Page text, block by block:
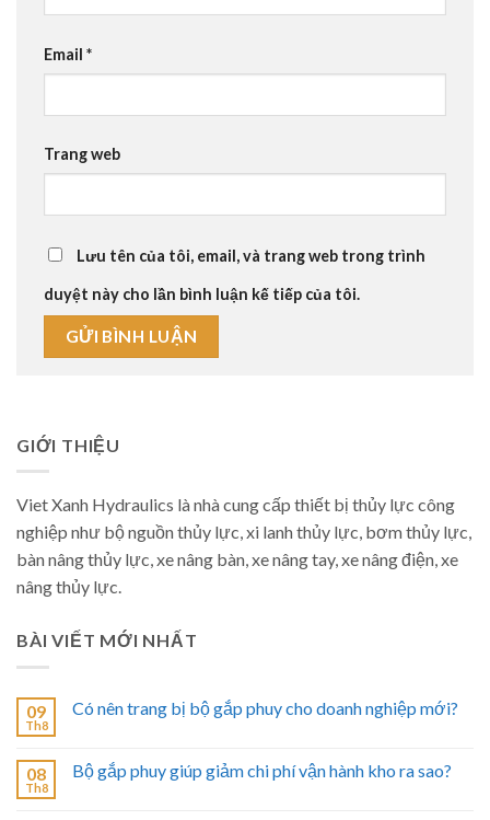
Email *
Trang web
Lưu tên của tôi, email, và trang web trong trình
duyệt này cho lần bình luận kế tiếp của tôi.
GIỚI THIỆU
Viet Xanh Hydraulics là nhà cung cấp thiết bị thủy lực công
nghiệp như bộ nguồn thủy lực, xi lanh thủy lực, bơm thủy lực,
bàn nâng thủy lực, xe nâng bàn, xe nâng tay, xe nâng điện, xe
nâng thủy lực.
BÀI VIẾT MỚI NHẤT
09
Th8
Có nên trang bị bộ gắp phuy cho doanh nghiệp mới?
08
Th8
Bộ gắp phuy giúp giảm chi phí vận hành kho ra sao?